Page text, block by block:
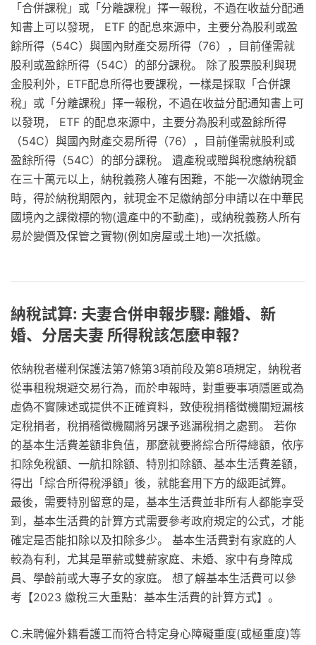
「合併課稅」或「分離課稅」擇一報稅，不過在收益分配通
知書上可以發現， ETF 的配息來源中，主要分為股利或盈
餘所得（54C）與國內財產交易所得（76），目前僅需就
股利或盈餘所得（54C）的部分課稅。 除了股票股利與現
金股利外，ETF配息所得也要課稅，一樣是採取「合併課
稅」或「分離課稅」擇一報稅，不過在收益分配通知書上可
以發現， ETF 的配息來源中，主要分為股利或盈餘所得
（54C）與國內財產交易所得（76），目前僅需就股利或
盈餘所得（54C）的部分課稅。 遺產稅或贈與稅應納稅額
在三十萬元以上，納稅義務人確有困難，不能一次繳納現金
時，得於納稅期限內，就現金不足繳納部分申請以在中華民
國境內之課徵標的物(遺產中的不動產)，或納稅義務人所有
易於變價及保管之實物(例如房屋或土地)一次抵繳。
納稅試算: 夫妻合併申報步驟: 離婚、新
婚、分居夫妻 所得稅該怎麼申報？
依納稅者權利保護法第7條第3項前段及第8項規定，納稅者
從事租稅規避交易行為，而於申報時，對重要事項隱匿或為
虛偽不實陳述或提供不正確資料，致使稅捐稽徵機關短漏核
定稅捐者，稅捐稽徵機關將另課予逃漏稅捐之處罰。 若你
的基本生活費差額非負值，那麼就要將綜合所得總額，依序
扣除免稅額、一航扣除額、特別扣除額、基本生活費差額，
得出「綜合所得稅淨額」後，就能套用下方的級距試算。
最後，需要特別留意的是，基本生活費並非所有人都能享受
到，基本生活費的計算方式需要參考政府規定的公式，才能
確定是否能扣除以及扣除多少。 基本生活費對有家庭的人
較為有利，尤其是單薪或雙薪家庭、未婚、家中有身障成
員、學齡前或大專子女的家庭。 想了解基本生活費可以參
考【2023 繳稅三大重點：基本生活費的計算方式】。
C.未聘僱外籍看護工而符合特定身心障礙重度(或極重度)等